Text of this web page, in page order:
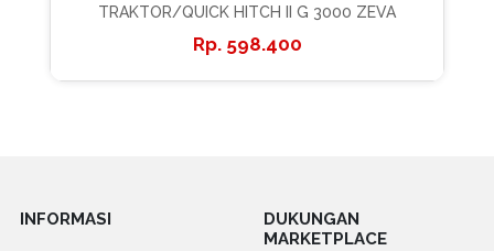
TRAKTOR/QUICK HITCH II G 3000 ZEVA
598.400
INFORMASI
DUKUNGAN
MARKETPLACE